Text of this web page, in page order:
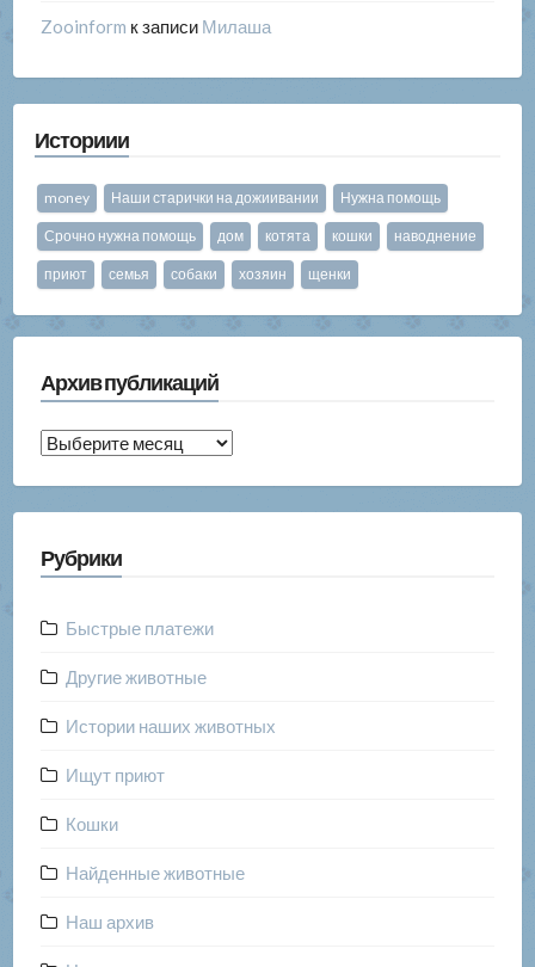
Zooinform к записи Милаша
Историии
money Наши старички на дожиивании Нужна помощь
Срочно нужна помощь дом котята кошки наводнение
приют семья собаки хозяин щенки
Архив публикаций
Архив
Рубрики
Быстрые платежи
Другие животные
Истории наших животных
Ищут приют
Кошки
Найденные животные
Наш архив